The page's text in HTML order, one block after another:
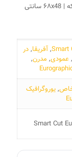
| ۱۰۰۰ تکه | ۶۸x48 سانتی
Smart
,آفریقا,در
, عمودی, مدرن,
,یوروگرافیک
Smart Cut